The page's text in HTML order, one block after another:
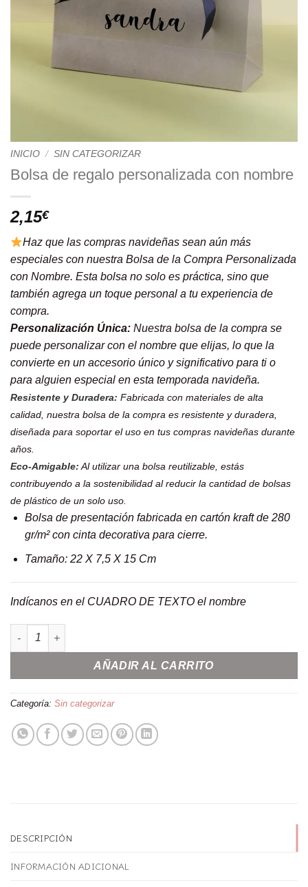
INICIO / SIN CATEGORIZAR
Bolsa de regalo personalizada con nombre
2,15€
Haz que las compras navideñas sean aún más
especiales con nuestra Bolsa de la Compra Personalizada
con Nombre. Esta bolsa no solo es práctica, sino que
también agrega un toque personal a tu experiencia de
compra.
Personalización Única: Nuestra bolsa de la compra se
puede personalizar con el nombre que elijas, lo que la
convierte en un accesorio único y significativo para ti o
para alguien especial en esta temporada navideña.
Resistente y Duradera: Fabricada con materiales de alta
calidad, nuestra bolsa de la compra es resistente y duradera,
diseñada para soportar el uso en tus compras navideñas durante
años.
Eco-Amigable:Al utilizar una bolsa reutilizable, estás
contribuyendo a la sostenibilidad al reducir la cantidad de bolsas
de plástico de un solo uso.
Bolsa de presentación fabricada en cartón kraft de 280
gr/m² con cinta decorativa para cierre.
Tamaño: 22 X 7,5 X 15 Cm
Indícanos en el CUADRO DE TEXTO el nombre
Bolsa de regalo personalizada con nombre cantidad
AÑADIR AL CARRITO
Categoría: Sin categorizar
DESCRIPCIÓN
INFORMACIÓN ADICIONAL